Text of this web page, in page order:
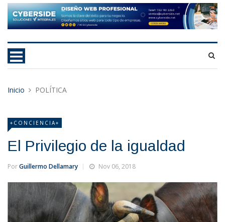
Inicio POLÍTICA
+CONCIENCIA+
El Privilegio de la igualdad
PorGuillermo Dellamary Nov 06, 2018